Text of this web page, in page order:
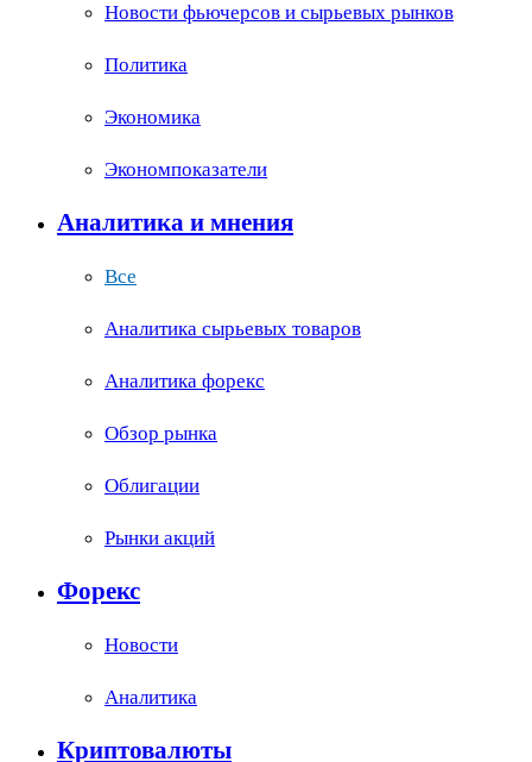
Новости фьючерсов и сырьевых рынков
Политика
Экономика
Экономпоказатели
Аналитика и мнения
Все
Аналитика сырьевых товаров
Аналитика форекс
Обзор рынка
Облигации
Рынки акций
Форекс
Новости
Аналитика
Криптовалюты